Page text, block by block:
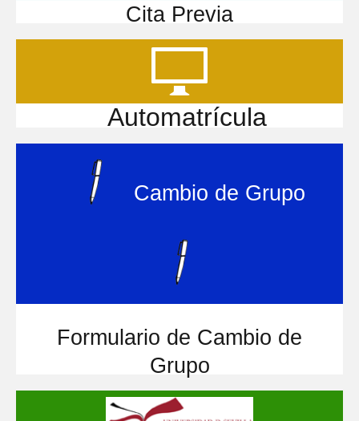
Cita Previa
Automatrícula
Cambio de Grupo
Formulario de Cambio de
Grupo